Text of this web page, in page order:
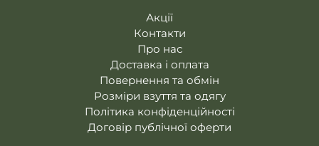
Акції
Контакти
Про нас
Доставка і оплата
Повернення та обмін
Розміри взуття та одягу
Політика конфіденційності
Договір публічної оферти